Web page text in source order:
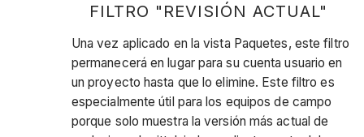
FILTRO "REVISIÓN ACTUAL"
Una vez aplicado en la vista Paquetes, este filtro
permanecerá en lugar para su cuenta usuario en
un proyecto hasta que lo elimine. Este filtro es
especialmente útil para los equipos de campo
porque solo muestra la versión más actual de